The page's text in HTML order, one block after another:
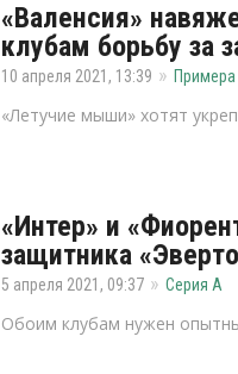
«Валенсия»
клубам борьбу за
10 апреля 2021, 13:39 Примера
«Летучие мыши» хотят
«Интер» и
защитника
5 апреля 2021, 09:37 Серия А
Обоим клубам нужен